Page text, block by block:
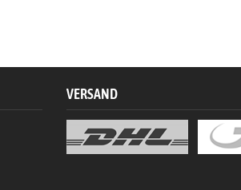
VERSAND